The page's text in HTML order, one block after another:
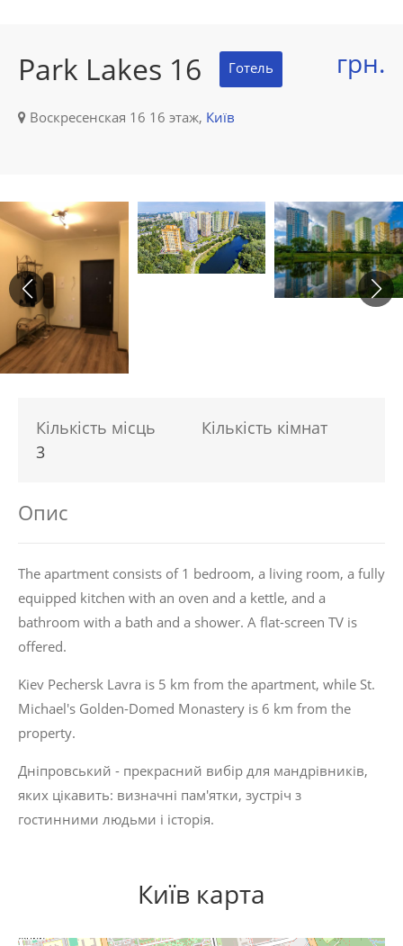
Park Lakes 16 Готель грн.
Воскресенская 16 16 этаж, Київ
Кількість місць
3
Кількість кімнат
Опис
The apartment consists of 1 bedroom, a living room, a fully
equipped kitchen with an oven and a kettle, and a
bathroom with a bath and a shower. A flat-screen TV is
offered.
Kiev Pechersk Lavra is 5 km from the apartment, while St.
Michael's Golden-Domed Monastery is 6 km from the
property.
Дніпровський - прекрасний вибір для мандрівників,
яких цікавить: визначні пам'ятки, зустріч з
гостинними людьми і історія.
Київ карта